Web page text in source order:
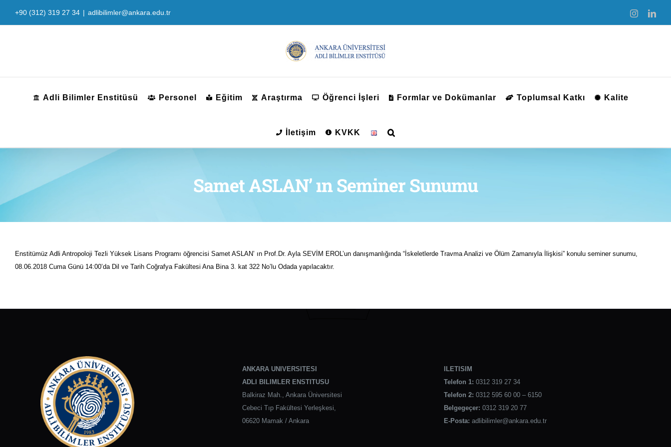
+90 (312) 319 27 34 | adlibilimler@ankara.edu.tr Instagram
Adli Bilimler Enstitüsü Personel Eğitim Araştırma Öğrenci İşleri Formlar ve Dokümanlar Toplumsal Katkı Kalite
İletişim KVKK
Samet ASLAN’ ın Seminer Sunumu
Enstitümüz Adli Antropoloji Tezli Yüksek Lisans Programı öğrencisi Samet ASLAN’ ın Prof.Dr. Ayla SEVİM EROL’un danışmanlığında “İskeletlerde Travma Analizi ve Ölüm Zamanıyla İlişkisi” konulu seminer sunumu,
08.06.2018 Cuma Günü 14:00’da Dil ve Tarih Coğrafya Fakültesi Ana Bina 3. kat 322 No’lu Odada yapılacaktır.
ANKARA UNIVERSITESI
ADLI BILIMLER ENSTITUSU
Balkiraz Mah., Ankara Üniversitesi
Cebeci Tıp Fakültesi Yerleşkesi,
06620 Mamak / Ankara
ILETISIM
Telefon 1: 0312 319 27 34
Telefon 2: 0312 595 60 00 – 6150
Belgegeçer: 0312 319 20 77
E-Posta: adlibilimler@ankara.edu.tr